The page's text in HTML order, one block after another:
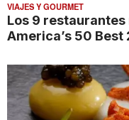
VIAJES Y GOURMET
Los 9
America’s 50